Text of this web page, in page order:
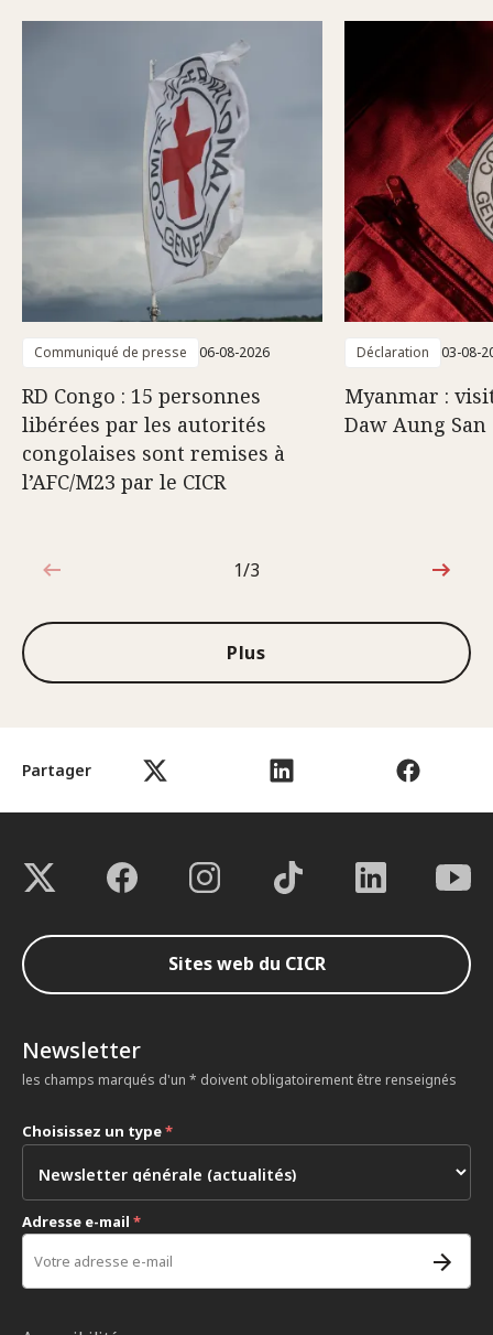
Partager
Communiqué de presse 06-08-2026
RD Congo : 15 personnes
libérées par les autorités
congolaises sont remises à
l’AFC/M23 par le CICR
Déclaration 03-08-
Myanmar :
Daw Aung San
1sur3
1/3
Plus
Sites web du CICR
Newsletter
les champs marqués d'un * doivent obligatoirement être renseignés
Choisissez un type*
Adresse e-mail *